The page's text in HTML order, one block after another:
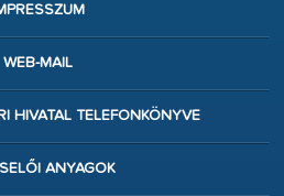
WEB-MAIL
HIVATAL TELEFONKÖNYVE
ANYAGOK